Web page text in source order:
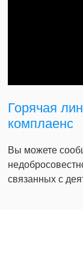
Горячая
комплаенс
Вы можете
связанных с